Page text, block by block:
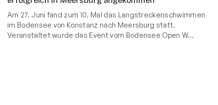
Am 27. Juni fand zum 10. Mal das Langstreckenschwimmen
im Bodensee von Konstanz nach Meersburg statt.
Veranstaltet wurde das Event vom Bodensee Open W…